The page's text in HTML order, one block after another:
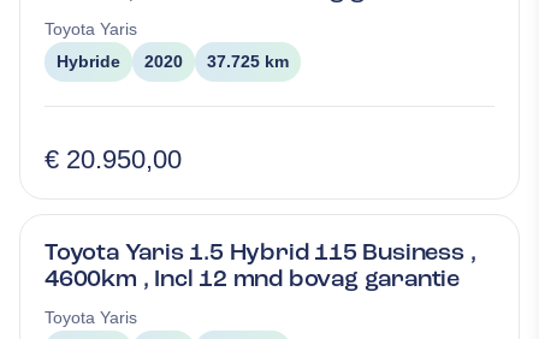
Toyota Yaris
Hybride
2020 37.725 km
€ 20.950,00
Toyota Yaris 1.5 Hybrid 115 Business ,
4600km , Incl 12 mnd bovag garantie
Toyota Yaris